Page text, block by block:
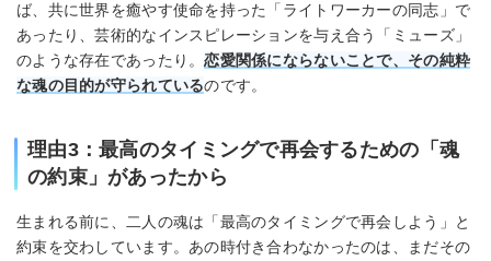
ば、共に世界を癒やす使命を持った「ライトワーカーの同志」で
あったり、芸術的なインスピレーションを与え合う「ミューズ」
のような存在であったり。恋愛関係にならないことで、その純粋
な魂の目的が守られているのです。
理由3：最高のタイミングで再会するための「魂
の約束」があったから
生まれる前に、二人の魂は「最高のタイミングで再会しよう」と
約束を交わしています。あの時付き合わなかったのは、まだその